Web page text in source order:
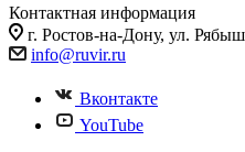
Контактная информация
г. Ростов-на-Дону, ул.
info@ruvir.ru
Вконтакте
YouTube